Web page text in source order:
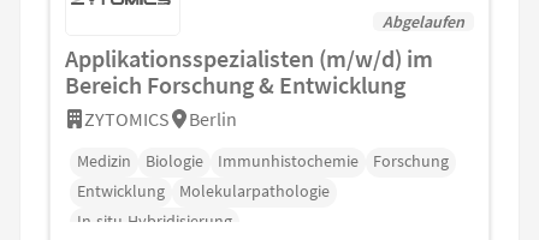
Abgelaufen
Applikationsspezialisten (m/w/d) im
Bereich Forschung & Entwicklung
ZYTOMICS Berlin
Medizin Biologie Immunhistochemie
Forschung
Entwicklung
Molekularpathologie
In-situ-Hybridisierung